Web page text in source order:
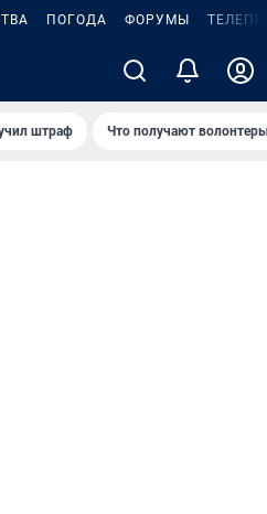
ПОГОДА ФОРУМЫ
штраф Что получают